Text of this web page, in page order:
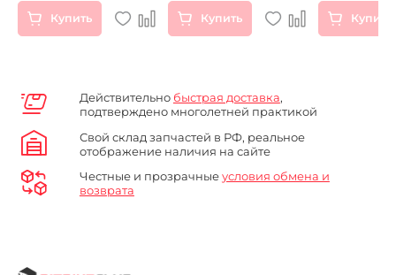
Купить Купить Купить
Действительно быстрая доставка,
подтверждено многолетней практикой
Свой склад запчастей в РФ, реальное
отображение наличия на сайте
Честные и прозрачныеусловия обмена и
возврата